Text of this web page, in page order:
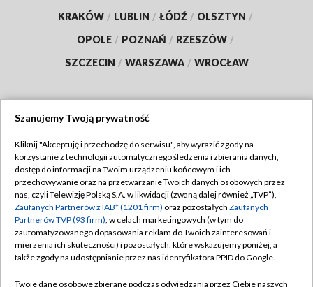
KRAKÓW / LUBLIN / ŁÓDŹ / OLSZTYN /
OPOLE / POZNAŃ / RZESZÓW /
SZCZECIN / WARSZAWA / WROCŁAW
TVP
Abonament TVP
Emisja w TVP
Centrum informacji TVP
Naziemna Telewizja Cyfrowa
Regulamin TVP
Polityka prywatności
Moje zgody
Pomoc
Szanujemy Twoją prywatność
Kliknij "Akceptuję i przechodzę do serwisu", aby wyrazić zgody na
korzystanie z technologii automatycznego śledzenia i zbierania danych,
dostęp do informacji na Twoim urządzeniu końcowym i ich
przechowywanie oraz na przetwarzanie Twoich danych osobowych przez
nas, czyli Telewizję Polską S.A. w likwidacji (zwaną dalej również „TVP”),
Zaufanych Partnerów z IAB* (1201 firm) oraz pozostałych Zaufanych
Partnerów TVP (93 firm), w celach marketingowych (w tym do
zautomatyzowanego dopasowania reklam do Twoich zainteresowań i
mierzenia ich skuteczności) i pozostałych, które wskazujemy poniżej, a
także zgody na udostępnianie przez nas identyfikatora PPID do Google.
Twoje dane osobowe zbierane podczas odwiedzania przez Ciebie naszych